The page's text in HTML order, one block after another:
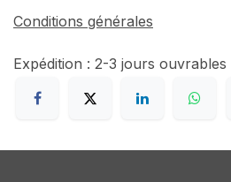
Conditions générales
Expédition : 2-3 jours ouvrables